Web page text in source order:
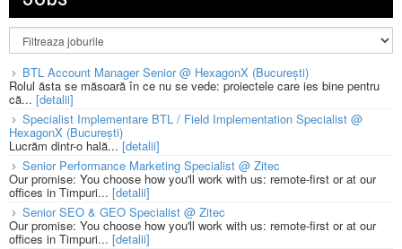
BTL Account Manager Senior @ HexagonX (București)
Rolul ăsta se măsoară în ce nu se vede: proiectele care ies bine pentru
că... [detalii]
Specialist Implementare BTL / Field Implementation Specialist @
HexagonX (București)
Lucrăm dintr-o hală...[detalii]
Senior Performance Marketing Specialist @ Zitec
Our promise: You choose how you'll work with us: remote-first or at our
offices in Timpuri... [detalii]
Senior SEO & GEO Specialist @ Zitec
Our promise: You choose how you'll work with us: remote-first or at our
offices in Timpuri... [detalii]